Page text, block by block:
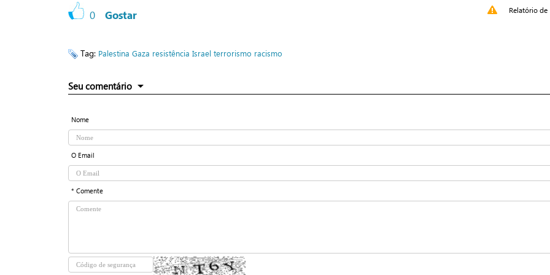
0 Gostar Relatório de
Tag: Palestina Gaza resistência Israel terrorismo racismo
Seu comentário
Nome
O Email
* Comente